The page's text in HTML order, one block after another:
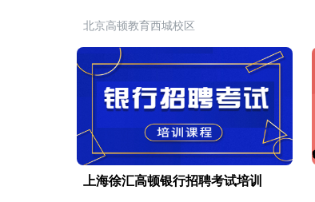
北京高顿教育西城校区
上海徐汇高顿银行招聘考试培训